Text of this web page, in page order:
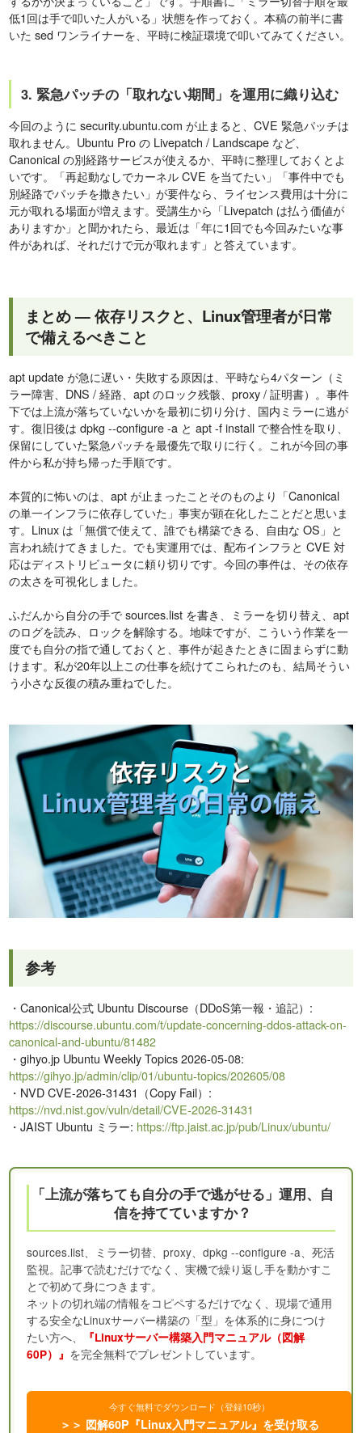
低1回は手で叩いた人がいる」状態を作っておく。本稿の前半に書
いた sed ワンライナーを、平時に検証環境で叩いてみてください。
3. 緊急パッチの「取れない期間」を運用に織り込む
今回のように security.ubuntu.com が止まると、CVE 緊急パッチは
取れません。Ubuntu Pro の Livepatch / Landscape など、
Canonical の別経路サービスが使えるか、平時に整理しておくとよ
いです。「再起動なしでカーネル CVE を当てたい」「事件中でも
別経路でパッチを撒きたい」が要件なら、ライセンス費用は十分に
元が取れる場面が増えます。受講生から「Livepatch は払う価値が
ありますか」と聞かれたら、最近は「年に1回でも今回みたいな事
件があれば、それだけで元が取れます」と答えています。
まとめ — 依存リスクと、Linux管理者が日常
で備えるべきこと
apt update が急に遅い・失敗する原因は、平時なら4パターン（ミ
ラー障害、DNS / 経路、apt のロック残骸、proxy / 証明書）。事件
下では上流が落ちていないかを最初に切り分け、国内ミラーに逃が
す。復旧後は dpkg --configure -a と apt -f install で整合性を取り、
保留にしていた緊急パッチを最優先で取りに行く。これが今回の事
件から私が持ち帰った手順です。
本質的に怖いのは、apt が止まったことそのものより「Canonical
の単一インフラに依存していた」事実が顕在化したことだと思いま
す。Linux は「無償で使えて、誰でも構築できる、自由な OS」と
言われ続けてきました。でも実運用では、配布インフラと CVE 対
応はディストリビュータに頼り切りです。今回の事件は、その依存
の太さを可視化しました。
ふだんから自分の手で sources.list を書き、ミラーを切り替え、apt
のログを読み、ロックを解除する。地味ですが、こういう作業を一
度でも自分の指で通しておくと、事件が起きたときに固まらずに動
けます。私が20年以上この仕事を続けてこられたのも、結局そうい
う小さな反復の積み重ねでした。
参考
・Canonical公式 Ubuntu Discourse（DDoS第一報・追記）:
https://discourse.ubuntu.com/t/update-concerning-ddos-attack-on-
canonical-and-ubuntu/81482
・gihyo.jp Ubuntu Weekly Topics 2026-05-08:
https://gihyo.jp/admin/clip/01/ubuntu-topics/202605/08
・NVD CVE-2026-31431（Copy Fail）:
https://nvd.nist.gov/vuln/detail/CVE-2026-31431
・JAIST Ubuntu ミラー: https://ftp.jaist.ac.jp/pub/Linux/ubuntu/
「上流が落ちても自分の手で逃がせる」運用、自
信を持てていますか？
sources.list、ミラー切替、proxy、dpkg --configure -a、死活
監視。記事で読むだけでなく、実機で繰り返し手を動かすこ
とで初めて身につきます。
ネットの切れ端の情報をコピペするだけでなく、現場で通用
する安全なLinuxサーバー構築の「型」を体系的に身につけ
たい方へ、
『Linuxサーバー構築入門マニュアル（図解
60P）』 を完全無料でプレゼントしています。
今すぐ無料でダウンロード（登録10秒）
＞＞ 図解60P『Linux入門マニュアル』を受け取る